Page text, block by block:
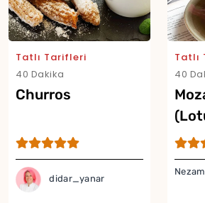
Tatlı Tarifleri
40 Dakika
Churros
didar_yanar
Tatlı
40